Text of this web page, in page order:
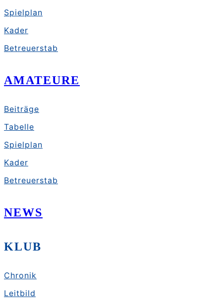
Spielplan
Kader
Betreuerstab
AMATEURE
Beiträge
Tabelle
Spielplan
Kader
Betreuerstab
NEWS
KLUB
Chronik
Leitbild